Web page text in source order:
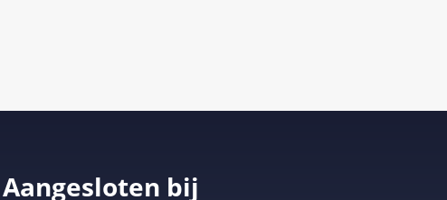
Aangesloten bij